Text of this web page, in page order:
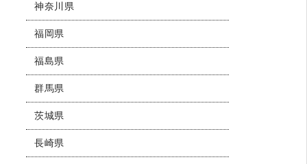
神奈川県
福岡県
福島県
群馬県
茨城県
長崎県